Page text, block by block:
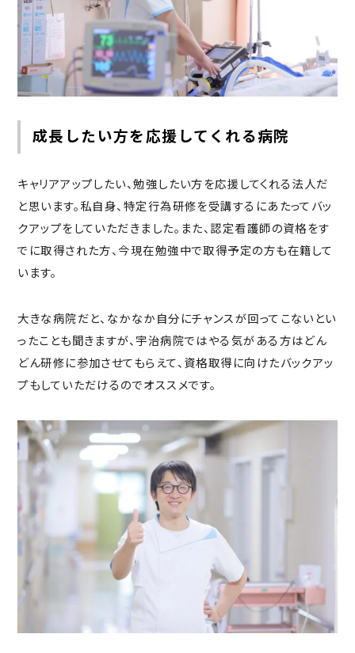
成長したい方を応援してくれる病院
キャリアアップしたい、勉強したい方を応援してくれる法人だ
と思います。私自身、特定行為研修を受講するにあたってバッ
クアップをしていただきました。また、認定看護師の資格をす
でに取得された方、今現在勉強中で取得予定の方も在籍して
います。
大きな病院だと、なかなか自分にチャンスが回ってこないとい
ったことも聞きますが、宇治病院ではやる気がある方はどん
どん研修に参加させてもらえて、 資格取得に向けたバックアッ
プもしていただけるのでオススメです。